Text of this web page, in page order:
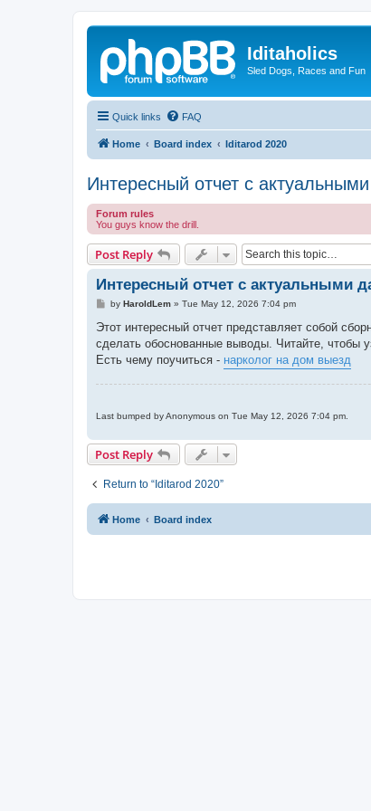
Iditaholics
Sled Dogs, Races and Fun
Quick links FAQ
Home Board index Iditarod 2020
Интересный отчет с
Forum rules
You guys know the drill.
Post Reply
Интересный отчет с актуальными
P
s
by HaroldLem» Tue May 12, 2026 7:04 pm
Этот интересный отчет представляет собой
сделать обоснованные выводы. Читайте, чтобы
Есть чему поучиться - нарколог на дом выезд
Last bumped by Anonymous on Tue May 12, 2026 7:04 pm.
Post Reply
Return to “Iditarod 2020”
Home Board index